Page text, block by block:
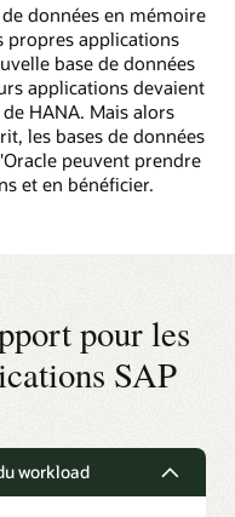
données en mémoire
propres applications
base de données
applications devaient
HANA. Mais alors
les bases de données
peuvent prendre
et en bénéficier.
pour les
SAP
workload